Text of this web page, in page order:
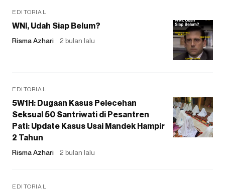
EDITORIAL
WNI, Udah Siap Belum?
Risma Azhari 2 bulan lalu
EDITORIAL
5W1H: Dugaan Kasus Pelecehan
Seksual 50 Santriwati di Pesantren
Pati: Update Kasus Usai Mandek Hampir
2 Tahun
Risma Azhari 2 bulan lalu
EDITORIAL